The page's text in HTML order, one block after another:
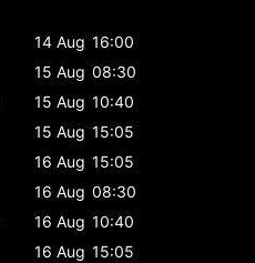
14 Aug 16:00
15 Aug 08:30
15 Aug 10:40
15 Aug 15:05
16 Aug 15:05
16 Aug 08:30
16 Aug 10:40
16 Aug 15:05